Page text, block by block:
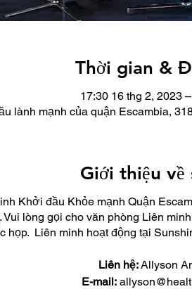
Thời gian &
17:30 16 thg 2, 2023
lành mạnh của quận Escambia,
Giới thiệu về
Khởi đầu Khỏe mạnh Quận
lòng gọi cho văn phòng Liên
họp. ​ Liên minh hoạt động tại
Liên hệ:Allyson
E-mail: